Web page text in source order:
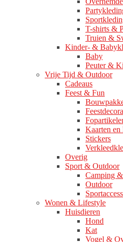
T-shirts &
Truien &
Kinder- &
Baby
Peuter &
Vrije Tijd & Outdoor
Cadeaus
Feest & Fun
Kaarten en
Stickers
Overig
Sport & Outdoor
Camping
Outdoor
Wonen & Lifestyle
Huisdieren
Hond
Kat
Vogel &